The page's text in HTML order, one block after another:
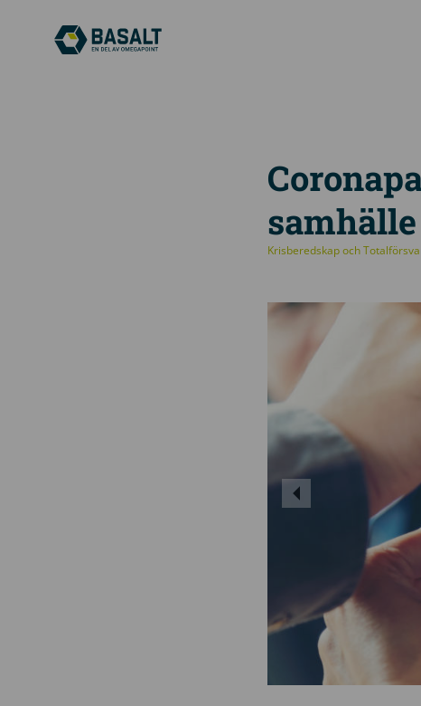
samhälle
Krisberedskap och